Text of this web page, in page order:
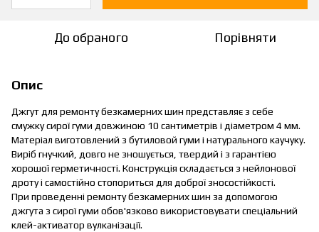
До обраного Порівняти
Опис
Джгут для ремонту безкамерних шин представляє з себе
смужку сирої гуми довжиною 10 сантиметрів і діаметром 4 мм.
Матеріал виготовлений з бутиловой гуми і натурального каучуку.
Виріб гнучкий, довго не зношується, твердий і з гарантією
хорошої герметичності. Конструкція складається з нейлонової
дроту і самостійно стопориться для доброї зносостійкості.
При проведенні ремонту безкамерних шин за допомогою
джгута з сирої гуми обов'язково використовувати спеціальний
клей-активатор вулканізації.